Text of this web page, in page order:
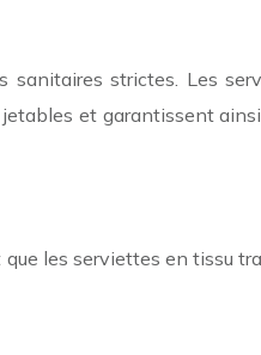
strictes. Les
et garantissent
les serviettes en tissu